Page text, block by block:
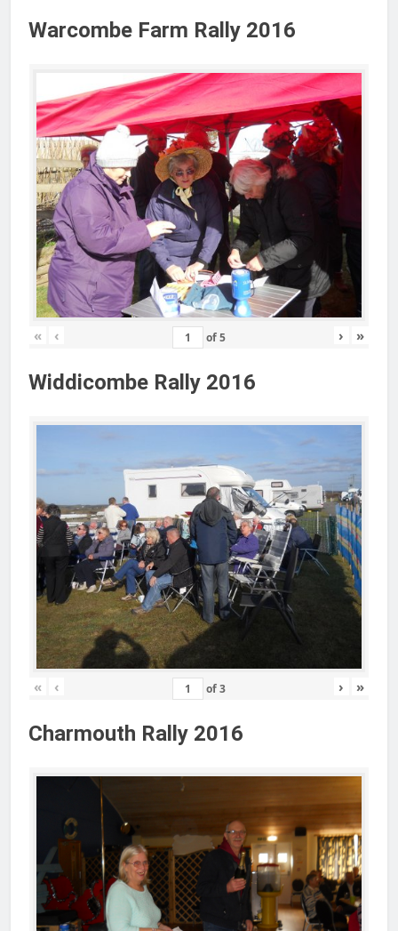
Warcombe Farm Rally 2016
« ‹ of5 › »
Widdicombe Rally 2016
« ‹ of3 › »
Charmouth Rally 2016